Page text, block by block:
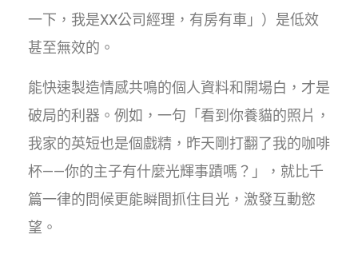
一下，我是XX公司經理，有房有車」）是低效
甚至無效的。
能快速製造情感共鳴的個人資料和開場白，才是
破局的利器。例如，一句「看到你養貓的照片，
我家的英短也是個戲精，昨天剛打翻了我的咖啡
杯——你的主子有什麼光輝事蹟嗎？」，就比千
篇一律的問候更能瞬間抓住目光，激發互動慾
望。